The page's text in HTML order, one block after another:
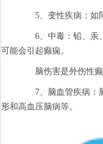
5、变性疾病：如阿
6、中毒：铅、汞、
可能会引起癫痫。
脑伤害是外伤性癫
7、脑血管疾病：脑
形和高血压脑病等。